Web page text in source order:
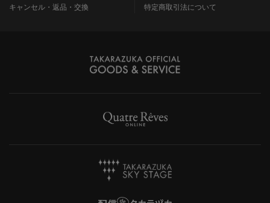
キャンセル・返品・交換
特定商取引法について